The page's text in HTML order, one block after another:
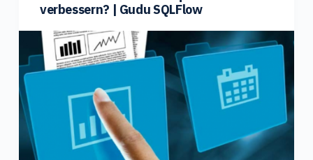
g
verbessern? | Gudu SQLFlow